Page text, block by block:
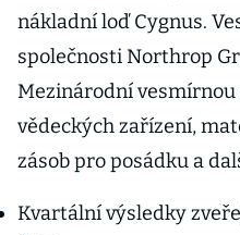
nákladní loď Cygnus.
společnosti Northrop
Mezinárodní vesmírnou
vědeckých zařízení,
zásob pro posádku a
Kvartální výsledky